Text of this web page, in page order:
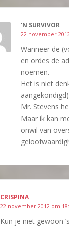
'N SURVIVOR
22 november
Wanneer de
en ordes de
noemen.
Het is niet
Mr. Stevens
Maar ik kan
onwil van
CRISPINA
22 november 2012 om
Kun je niet gewoon